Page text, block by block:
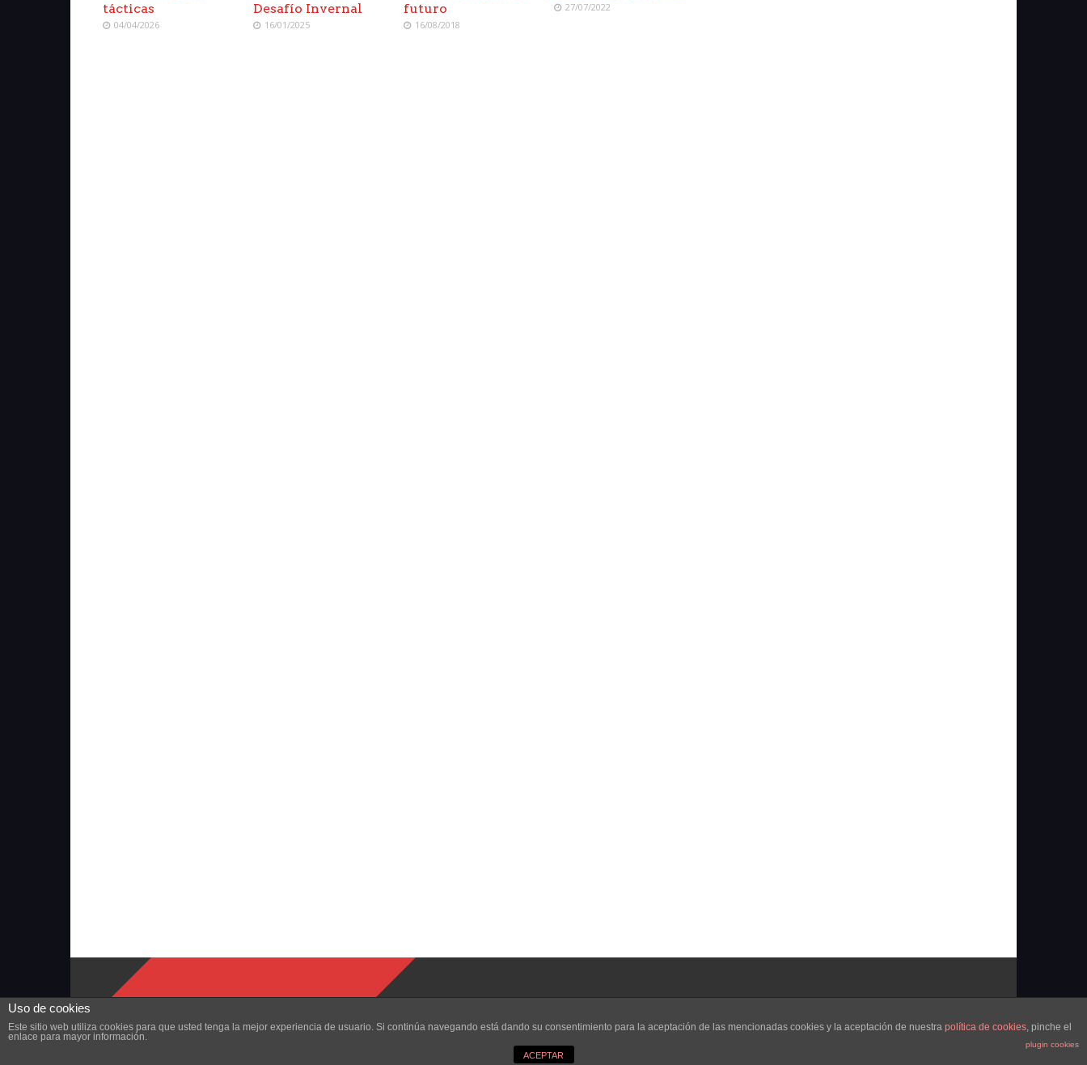
tácticas
04/04/2026
Desafío Invernal
16/01/2025
futuro
16/08/2018
27/07/2022
Uso de cookies
Este sitio web utiliza cookies para que usted tenga la mejor experiencia de usuario. Si continúa navegando está dando su consentimiento para la aceptación de las mencionadas cookies y la aceptación de nuestra política de cookies, pinche el
enlace para mayor información.
plugin cookies
ACEPTAR